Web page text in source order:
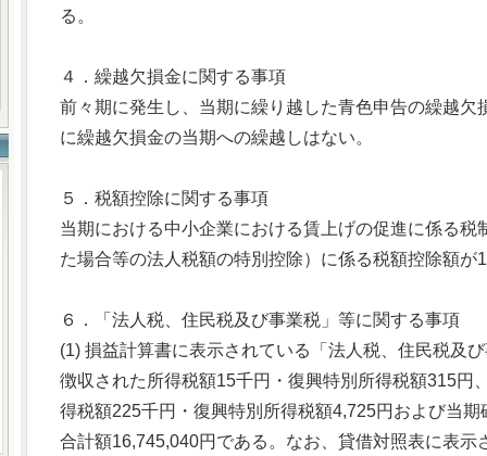
る。
４．繰越欠損金に関する事項
前々期に発生し、当期に繰り越した青色申告の繰越
に繰越欠損金の当期への繰越しはない。
５．税額控除に関する事項
当期における中小企業における賃上げの促進に係る
た場合等の法人税額の特別控除）に係る税額控除額が
６．「法人税、住民税及び事業税」等に関する事項
(1) 損益計算書に表示されている「法人税、住民税及
徴収された所得税額15千円・復興特別所得税額315円
得税額225千円・復興特別所得税額4,725円および当
合計額16,745,040円である。なお、貸借対照表に表示